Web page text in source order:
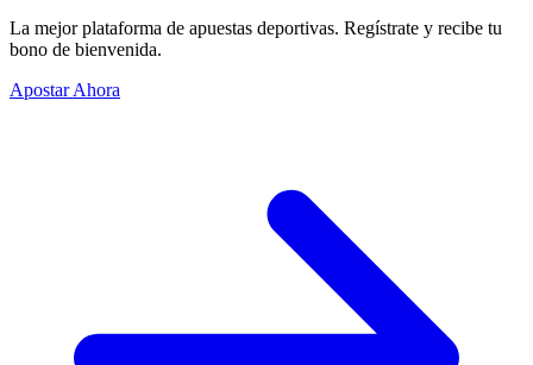
La mejor plataforma de apuestas deportivas. Regístrate y recibe tu
bono de bienvenida.
Apostar Ahora